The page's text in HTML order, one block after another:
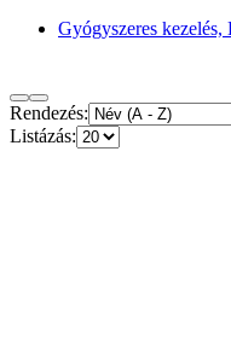
Gyógyszeres
Rendezés:
Listázás: